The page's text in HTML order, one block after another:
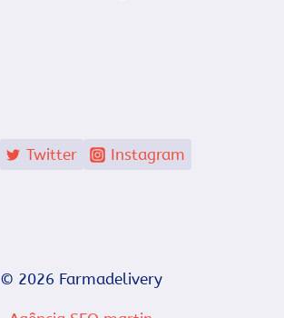
Twitter Instagram
© 2026 Farmadelivery